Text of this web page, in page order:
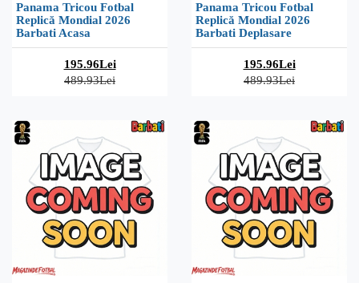
Panama Tricou Fotbal
Replică Mondial 2026
Barbati Acasa
195.96Lei
489.93Lei
Panama Tricou Fotbal
Replică Mondial 2026
Barbati Deplasare
195.96Lei
489.93Lei